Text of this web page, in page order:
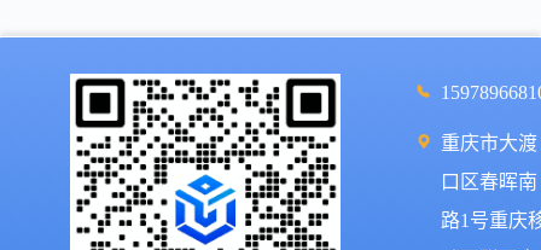
重庆市大渡
口区春晖南
路1号重庆